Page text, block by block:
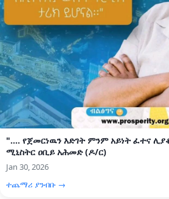
".... የጀመርነዉን እድገት ምንም አይነት ፈተና
ሚኒስትር ዐቢይ አሕመድ (ዶ/ር)
Jan 30, 2026
ተጨማሪ ያንብቡ →